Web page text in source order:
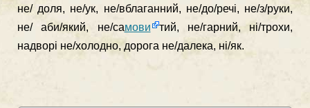
не/ доля, не/ук, не/вблаганний, не/до/речі, не/з/руки,
не/ аби/який, не/самови
тий, не/гарний, ні/трохи,
надворі не/холодно, дорога не/далека, ні/як.